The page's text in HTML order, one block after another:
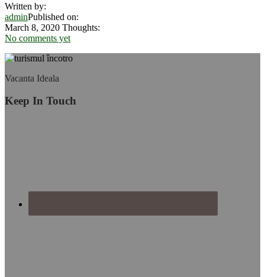
Wild
(sau
să
începi
Written by:
adminPublished on:
March 8, 2020 Thoughts:
No comments yet
Vacanta Ideala
Keep In Touch